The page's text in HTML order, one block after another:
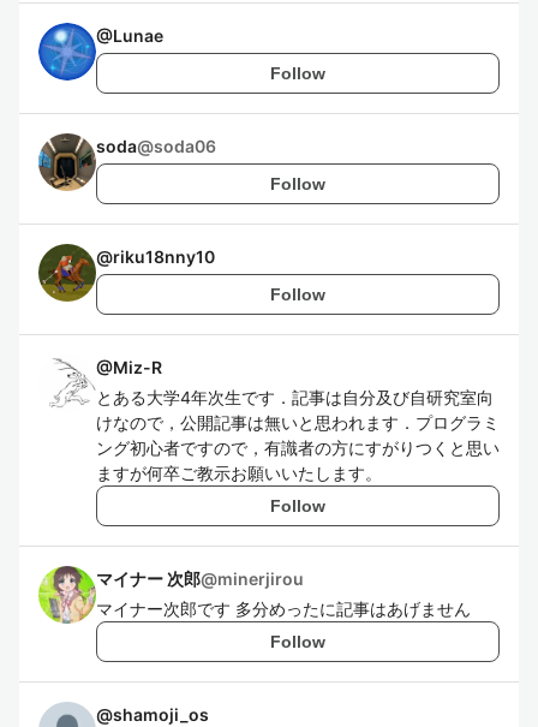
@Lunae
Follow
soda@soda06
Follow
@riku18nny10
Follow
@Miz-R
とある大学4年次生です．記事は自分及び自研究室向
けなので，公開記事は無いと思われます．プログラミ
ング初心者ですので，有識者の方にすがりつくと思い
ますが何卒ご教示お願いいたします。
Follow
マイナー 次郎@minerjirou
マイナー次郎です 多分めったに記事はあげません
Follow
@shamoji_os